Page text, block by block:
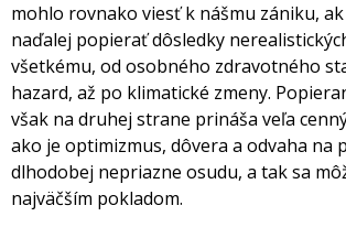
mohlo rovnako viesť k nášmu zániku,
naďalej popierať dôsledky
všetkému, od osobného zdravotného
hazard, až po klimatické zmeny.
však na druhej strane prináša veľa
ako je optimizmus, dôvera a odvaha na
dlhodobej nepriazne osudu, a tak sa
najväčším pokladom.